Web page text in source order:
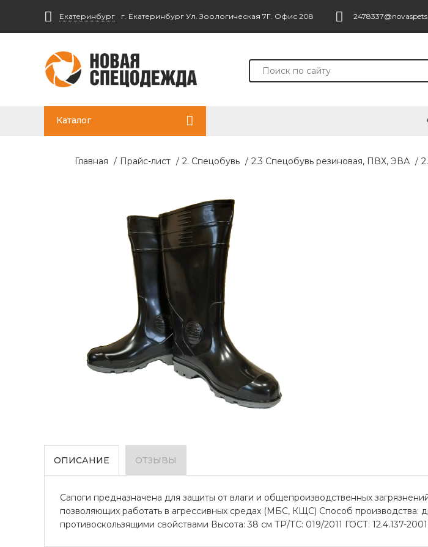
Екатеринбург г. Екатеринбург Ул. Зоологическая 7Г. Офис 208
Каталог
Главная / Прайс-лист / 2. Спецобувь / 2.3 Спецобувь резиновая, ПВХ, ЭВА /
ОПИСАНИЕ ОТЗЫВЫ
Сапоги предназначена для защиты от влаги и общепроизводственных
позволяющих работать в агрессивных средах (МБС, КЩС) Способ производства:
противоскользящими свойствами Высота: 38 см ТР/ТС: 019/2011 ГОСТ: 12.4.137-